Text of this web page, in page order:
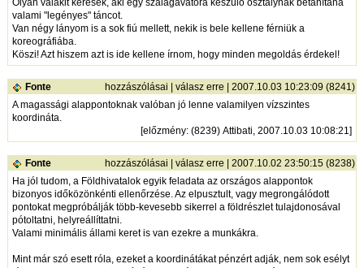
Olyan valakit keresek, aki egy szalagavatóra készülő osztálynak betanítana
valami "legényes" táncot.
Van négy lányom is a sok fiú mellett, nekik is bele kellene férniük a
koreográfiába.
Köszi! Azt hiszem azt is ide kellene írnom, hogy minden megoldás érdekel!
Fonte hozzászólásai |válasz erre | 2007.10.03 10:23:09 (8241)
A magassági alappontoknak valóban jó lenne valamilyen vízszintes
koordináta.
[előzmény: (8239) Attibati, 2007.10.03 10:08:21]
Fonte hozzászólásai |válasz erre | 2007.10.02 23:50:15 (8238)
Ha jól tudom, a Földhivatalok egyik feladata az országos alappontok
bizonyos időközönkénti ellenőrzése. Az elpusztult, vagy megrongálódott
pontokat megpróbálják több-kevesebb sikerrel a földrészlet tulajdonosával
pótoltatni, helyreállíttatni.
Valami minimális állami keret is van ezekre a munkákra.
Mint már szó esett róla, ezeket a koordinátákat pénzért adják, nem sok esélyt